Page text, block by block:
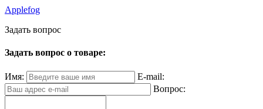
Applefog
Задать вопрос
Задать вопрос о товаре:
Имя:
E-mail:
Вопрос: